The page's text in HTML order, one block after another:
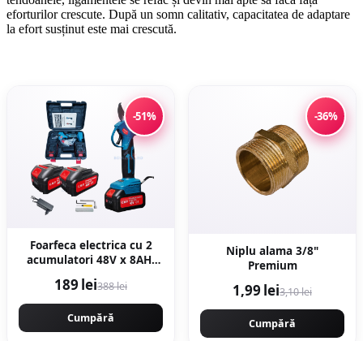
eforturilor crescute. După un somn calitativ, capacitatea de adaptare
la efort susținut este mai crescută.
-51%
Foarfeca electrica cu 2
acumulatori 48V x 8AH,
taiere 27mm, Valiza,
profesional e-XPERT
ORIGINAL Protools
CMP1612
189 lei388 lei
Cumpără
-36%
Niplu alama 3/8"
Premium
1,99 lei3,10 lei
Cumpără